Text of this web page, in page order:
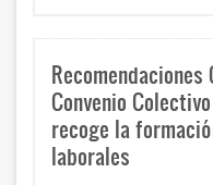
Convenio
recoge la
laborales